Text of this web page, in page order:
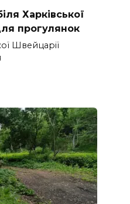
Харківської
прогулянок
Швейцарії